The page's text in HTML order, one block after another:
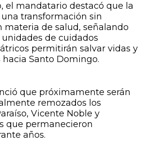
el mandatario destacó que la
transformación sin
materia de salud, señalando
de cuidados
permitirán salvar vidas y
Santo Domingo.
que próximamente serán
remozados los
Vicente Noble y
que permanecieron
años.